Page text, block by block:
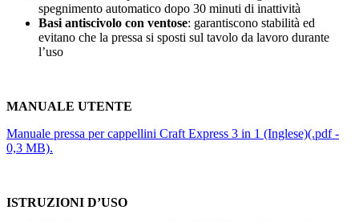
spegnimento automatico dopo 30 minuti di inattività
Basi antiscivolo con ventose: garantiscono stabilità ed
evitano che la pressa si sposti sul tavolo da lavoro durante
l’uso
MANUALE UTENTE
Manuale pressa per cappellini Craft Express 3 in 1 (Inglese)(.pdf -
0,3 MB).
ISTRUZIONI D’USO